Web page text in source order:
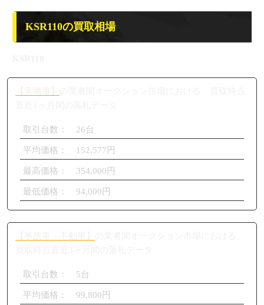
KSR110の買取相場
取引台数： 26台
平均価格： 152,577円
最高価格： 354,000円
最低価格： 94,000円
取引台数： 5台
平均価格： 99,800円